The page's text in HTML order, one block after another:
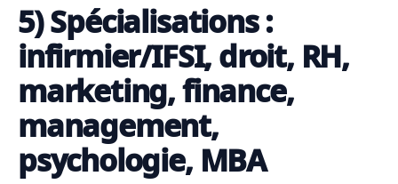
5) Spécialisations :
infirmier/IFSI, droit, RH,
marketing, finance,
management,
psychologie, MBA